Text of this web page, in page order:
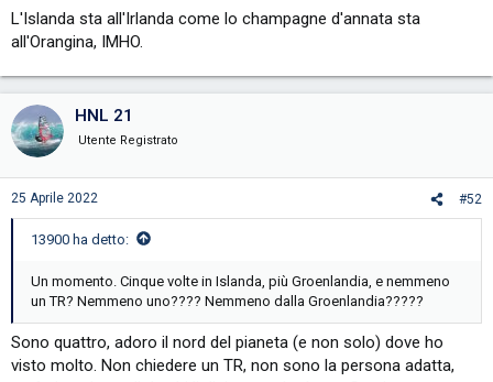
L'Islanda sta all'Irlanda come lo champagne d'annata sta
all'Orangina, IMHO.
HNL 21
Utente Registrato
25 Aprile 2022 #52
13900 ha detto:
Un momento. Cinque volte in Islanda, più Groenlandia, e nemmeno
un TR? Nemmeno uno???? Nemmeno dalla Groenlandia?????
Sono quattro, adoro il nord del pianeta (e non solo) dove ho
visto molto. Non chiedere un TR, non sono la persona adatta,